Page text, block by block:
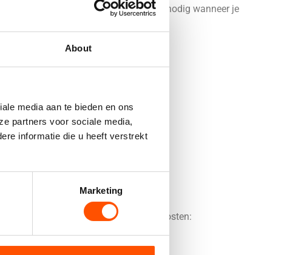
About
media aan te bieden en ons
partners voor sociale media,
informatie die u heeft verstrekt
Marketing
een aanhanger of oplegger. Dit is nodig wanneer je
en duurder in aanschaf.
zie je een lijst van de gemiddelde kosten: